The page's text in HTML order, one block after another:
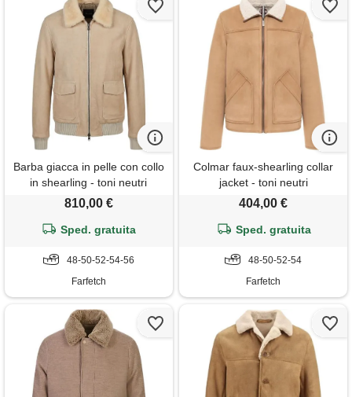
Barba giacca in pelle con collo
in shearling - toni neutri
810,00 €
Sped. gratuita
48-50-52-54-56
Farfetch
Colmar faux-shearling collar
jacket - toni neutri
404,00 €
Sped. gratuita
48-50-52-54
Farfetch